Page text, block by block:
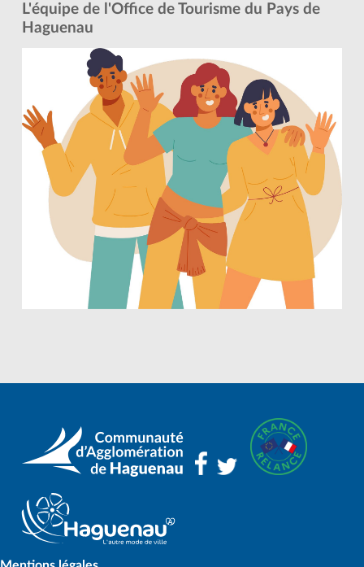
L'équipe de l'Office de Tourisme du Pays de
Haguenau